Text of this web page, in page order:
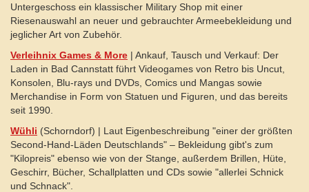
Untergeschoss ein klassischer Military Shop mit einer
Riesenauswahl an neuer und gebrauchter Armeebekleidung und
jeglicher Art von Zubehör.
Verleihnix Games & More | Ankauf, Tausch und Verkauf: Der
Laden in Bad Cannstatt führt Videogames von Retro bis Uncut,
Konsolen, Blu-rays und DVDs, Comics und Mangas sowie
Merchandise in Form von Statuen und Figuren, und das bereits
seit 1990.
Wühli (Schorndorf) | Laut Eigenbeschreibung "einer der größten
Second-Hand-Läden Deutschlands" – Bekleidung gibt's zum
"Kilopreis" ebenso wie von der Stange, außerdem Brillen, Hüte,
Geschirr, Bücher, Schallplatten und CDs sowie "allerlei Schnick
und Schnack".